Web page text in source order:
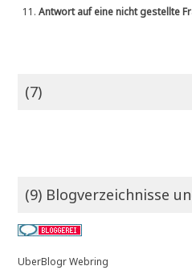
11.Antwort auf eine nicht gestellte
(7)
(9) Blogverzeichnisse
UberBlogr Webring